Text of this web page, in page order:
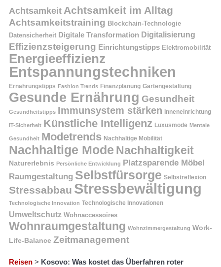
Achtsamkeit Achtsamkeit im Alltag
Achtsamkeitstraining Blockchain-Technologie
Datensicherheit Digitale Transformation Digitalisierung
Effizienzsteigerung Einrichtungstipps Elektromobilität
Energieeffizienz
Entspannungstechniken
Ernährungstipps Fashion Trends Finanzplanung Gartengestaltung
Gesunde Ernährung Gesundheit
Gesundheitstipps Immunsystem stärken Inneneinrichtung
IT-Sicherheit Künstliche Intelligenz Luxusmode Mentale
Gesundheit Modetrends Nachhaltige Mobilität
Nachhaltige Mode Nachhaltigkeit
Naturerlebnis Persönliche Entwicklung Platzsparende Möbel
Raumgestaltung Selbstfürsorge Selbstreflexion
Stressabbau Stressbewältigung
Technologische Innovation Technologische Innovationen
Umweltschutz Wohnaccessoires
Wohnraumgestaltung Wohnzimmergestaltung Work-
Life-Balance Zeitmanagement
Reisen > Kosovo: Was kostet das Überfahren roter